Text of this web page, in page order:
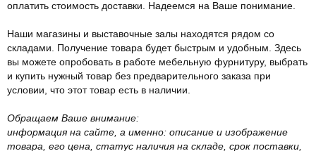
оплатить стоимость доставки. Надеемся на Ваше понимание.
Наши магазины и выставочные залы находятся рядом со
складами. Получение товара будет быстрым и удобным. Здесь
вы можете опробовать в работе мебельную фурнитуру, выбрать
и купить нужный товар без предварительного заказа при
условии, что этот товар есть в наличии.
Обращаем Ваше внимание:
информация на сайте, а именно: описание и изображение
товара, его цена, статус наличия на складе, срок поставки,